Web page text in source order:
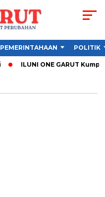
PEMERINTAHAAN POLITIK
ILUNI ONE GARUT